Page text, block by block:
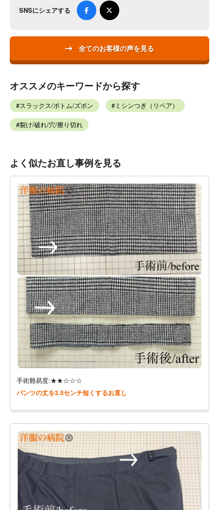
SNSにシェアする
全てのお客様の声を見る
オススメのキーワードから探す
スラックス/ボトム/ズボン ミシンつぎ（リペア）
裂け/破れ/穴/擦り切れ
よく似たお直し事例を見る
手術難易度:★★☆☆☆
パンツの丈を3.5センチ短くするお直し